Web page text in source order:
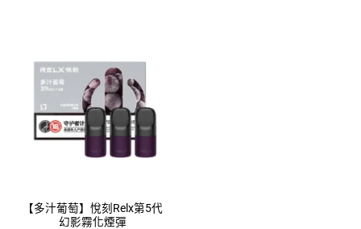
【多汁葡萄】悅刻Relx第5代
幻影霧化煙彈